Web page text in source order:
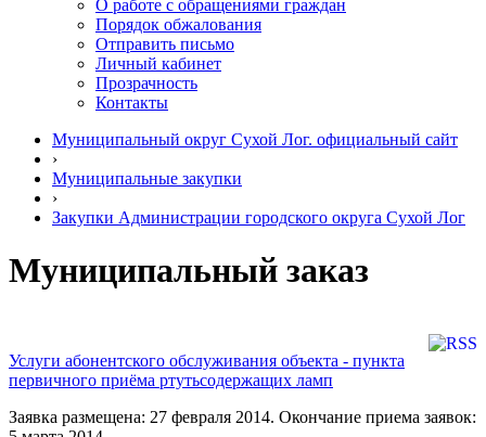
О работе с обращениями граждан
Порядок обжалования
Отправить письмо
Личный кабинет
Прозрачность
Контакты
Муниципальный округ Сухой Лог. официальный сайт
›
Муниципальные закупки
›
Закупки Администрации городского округа Сухой Лог
Муниципальный заказ
Услуги абонентского обслуживания объекта - пункта
первичного приёма ртутьсодержащих ламп
Заявка размещена: 27 февраля 2014. Окончание приема заявок: